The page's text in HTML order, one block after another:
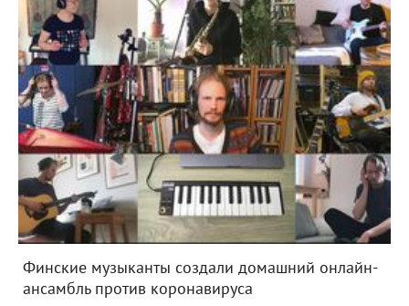
Финские музыканты создали домашний онлайн-
ансамбль против коронавируса